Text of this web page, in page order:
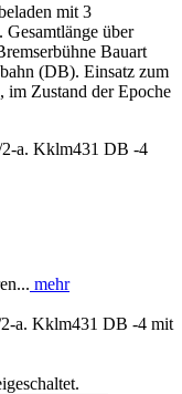
mit 3
Gesamtlänge über
Bauart
(DB). Einsatz zum
im Zustand der Epoche
a. Kklm431 DB -4
mehr
a. Kklm431 DB -4 mit